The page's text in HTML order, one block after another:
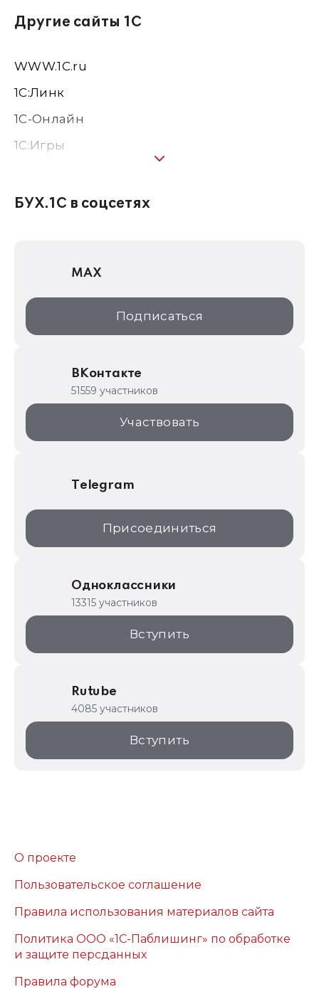
Другие сайты 1С
WWW.1С.ru
1С:Линк
1С-Онлайн
1C:Игры
1С:Консалтинг
1С:Дистрибьюция
1С:Образование
ИТС.1C.ru
1С:Торговая площадка
БУХ.1С в соцсетях
MAX
Подписаться
ВКонтакте
51559 участников
Участвовать
Telegram
Присоединиться
Одноклассники
13315 участников
Вступить
Rutube
4085 участников
Вступить
О проекте
Пользовательское соглашение
Правила использования материалов сайта
Политика ООО «1С-Паблишинг» по обработке
и защите персданных
Правила форума